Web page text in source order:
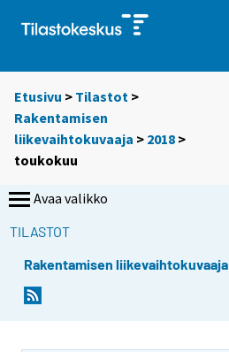
Etusivu > Tilastot >
Rakentamisen
liikevaihtokuvaaja > 2018 >
toukokuu
Avaa valikko
TILASTOT
Rakentamisen liikevaihtokuvaaja